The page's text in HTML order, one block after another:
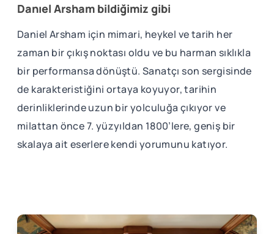
Danıel Arsham bildiğimiz gibi
Daniel Arsham için mimari, heykel ve tarih her
zaman bir çıkış noktası oldu ve bu harman sıklıkla
bir performansa dönüştü. Sanatçı son sergisinde
de karakteristiğini ortaya koyuyor, tarihin
derinliklerinde uzun bir yolculuğa çıkıyor ve
milattan önce 7. yüzyıldan 1800’lere, geniş bir
skalaya ait eserlere kendi yorumunu katıyor.